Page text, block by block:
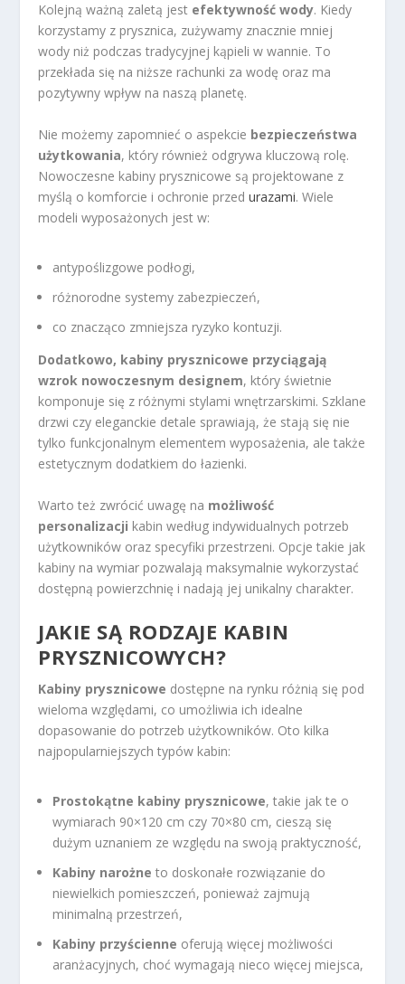
Kolejną ważną zaletą jest efektywność wody. Kiedy
korzystamy z prysznica, zużywamy znacznie mniej
wody niż podczas tradycyjnej kąpieli w wannie. To
przekłada się na niższe rachunki za wodę oraz ma
pozytywny wpływ na naszą planetę.
Nie możemy zapomnieć o aspekcie bezpieczeństwa
użytkowania, który również odgrywa kluczową rolę.
Nowoczesne kabiny prysznicowe są projektowane z
myślą o komforcie i ochronie przedurazami. Wiele
modeli wyposażonych jest w:
antypoślizgowe podłogi,
różnorodne systemy zabezpieczeń,
co znacząco zmniejsza ryzyko kontuzji.
Dodatkowo, kabiny prysznicowe przyciągają
wzrok nowoczesnym designem, który świetnie
komponuje się z różnymi stylami wnętrzarskimi. Szklane
drzwi czy eleganckie detale sprawiają, że stają się nie
tylko funkcjonalnym elementem wyposażenia, ale także
estetycznym dodatkiem do łazienki.
Warto też zwrócić uwagę na możliwość
personalizacji kabin według indywidualnych potrzeb
użytkowników oraz specyfiki przestrzeni. Opcje takie jak
kabiny na wymiar pozwalają maksymalnie wykorzystać
dostępną powierzchnię i nadają jej unikalny charakter.
JAKIE SĄ RODZAJE KABIN
PRYSZNICOWYCH?
Kabiny prysznicowe dostępne na rynku różnią się pod
wieloma względami, co umożliwia ich idealne
dopasowanie do potrzeb użytkowników. Oto kilka
najpopularniejszych typów kabin:
Prostokątne kabiny prysznicowe, takie jak te o
wymiarach 90×120 cm czy 70×80 cm, cieszą się
dużym uznaniem ze względu na swoją praktyczność,
Kabiny narożne to doskonałe rozwiązanie do
niewielkich pomieszczeń, ponieważ zajmują
minimalną przestrzeń,
Kabiny przyścienne oferują więcej możliwości
aranżacyjnych, choć wymagają nieco więcej miejsca,